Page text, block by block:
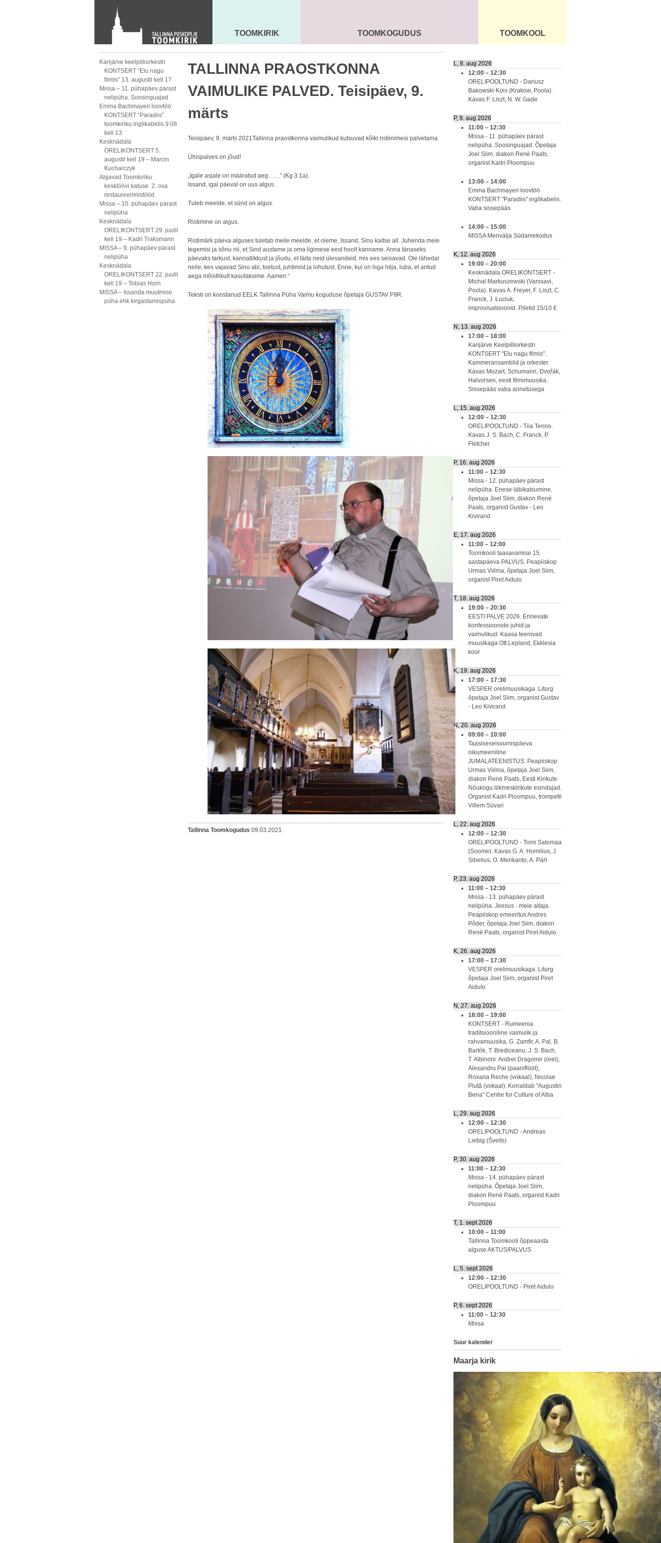
KONTAKT
Toom-Kooli 6, 10130 TALLINN
tallinna.toom@eelk.ee
MAARJA KIRIK
TOOMKIRIK SEENIORID KOGUDUS
TOOMKOGUDUS ÜLDINFO
TOOMKOOL
Karijärve keelpilliorkestri
KONTSERT “Elu nagu
filmis” 13. augustil kell 17
Missa – 11. pühapäev pärast
nelipüha. Soosinguajad
Emma Bachmayeri loovtöö
KONTSERT “Paradiis”
toomkiriku inglikabelis 9.08
kell 13
Kesknädala
ORELIKONTSERT 5.
augustil kell 19 – Marcin
Kucharczyk
Algavad Toomkiriku
kesklöövi katuse 2. osa
restaureerimistööd
Missa – 10. pühapäev pärast
nelipüha
Kesknädala
ORELIKONTSERT 29. juulil
kell 19 – Kadri Traksmann
MISSA – 9. pühapäev pärast
nelipüha
Kesknädala
ORELIKONTSERT 22. juulil
kell 19 – Tobias Horn
MISSA – Issanda muutmise
püha ehk kirgastamispüha
TALLINNA PRAOSTKONNA
VAIMULIKE PALVED. Teisipäev, 9.
märts
Teisipäev, 9. märts 2021Tallinna praostkonna vaimulikud kutsuvad kõiki ristiinimesi palvetama.
Ühispalves on jõud!
„Igale asjale on määratud aeg……” (Kg 3:1a).
Issand, igal päeval on uus algus.
Tuleb meelde, et sünd on algus.
Ristimine on algus.
Ristimärk päeva alguses tuletab meile meelde, et oleme, Issand, Sinu kaitse all. Juhenda meie
tegemisi ja sõnu nii, et Sind austame ja oma ligimese eest hoolt kanname. Anna tänaseks
päevaks tarkust, kannatlikkust ja jõudu, et täita neid ülesandeid, mis ees seisavad. Ole lähedal
neile, kes vajavad Sinu abi, toetust, juhtimist ja lohutust. Enne, kui on liiga hilja, luba, et antud
aega mõistlikult kasutaksime. Aamen.“
Teksti on koostanud EELK Tallinna Püha Vaimu koguduse õpetaja GUSTAV PIIR.
Tallinna Toomkogudus 09.03.2021
L, 8. aug 2026
12:00 – 12:30
ORELIPOOLTUND - Dariusz
Bakowski-Kois (Krakow, Poola).
Kavas F. Liszt, N. W. Gade
P, 9. aug 2026
11:00 – 12:30
Missa - 11. pühapäev pärast
nelipüha. Soosinguajad. Õpetaja
Joel Siim, diakon Renè Paats,
organist Kadri Ploompuu
13:00 – 14:00
Emma Bachmayeri loovtöö
KONTSERT "Paradiis" inglikabelis.
Vaba sissepääs
14:00 – 15:00
MISSA Merivälja Südamekodus
K, 12. aug 2026
19:00 – 20:00
Kesknädala ORELIKONTSERT -
Michal Markuszewski (Varssavi,
Poola). Kavas A. Freyer, F. Liszt, C.
Franck, J. Łuciuk,
improvisatsioonid. Piletid 15/10 €
N, 13. aug 2026
17:00 – 18:00
Karijärve Keelpilliorkestri
KONTSERT "Elu nagu filmis".
Kammeransamblid ja orkester.
Kavas Mozart, Schumann, Dvořák,
Halvorsen, eesti filmimuusika.
Sissepääs vaba annetusega
L, 15. aug 2026
12:00 – 12:30
ORELIPOOLTUND - Tiia Tenno.
Kavas J. S. Bach, C. Franck, P.
Fletcher
P, 16. aug 2026
11:00 – 12:30
Missa - 12. pühapäev pärast
nelipüha. Enese läbikatsumine.
õpetaja Joel Siim, diakon Renè
Paats, organist Gustav - Leo
Kivirand
E, 17. aug 2026
11:00 – 12:00
Toomkooli taasavamise 15.
aastapäeva PALVUS. Peapiiskop
Urmas Viilma, õpetaja Joel Siim,
organist Piret Aidulo
T, 18. aug 2026
19:00 – 20:30
EESTI PALVE 2026. Erinevate
konfessioonide juhid ja
vaimulikud. Kaasa teenivad
muusikaga Ott Lepland, Ekklesia
koor
K, 19. aug 2026
17:00 – 17:30
VESPER orelimuusikaga. Liturg
õpetaja Joel Siim, organist Gustav
- Leo Kivirand
N, 20. aug 2026
09:00 – 10:00
Taasiseseisvumispäeva
oikumeeniline
JUMALATEENISTUS. Peapiiskop
Urmas Viilma, õpetaja Joel Siim,
diakon Renè Paats, Eesti Kirikute
Nõukogu liikmeskirikute esindajad.
Organist Kadri Ploompuu, trompetil
Villem Süvari
L, 22. aug 2026
12:00 – 12:30
ORELIPOOLTUND - Tomi Satomaa
(Soome). Kavas G. A. Homilius, J.
Sibelius, O. Merikanto, A. Pärt
P, 23. aug 2026
11:00 – 12:30
Missa - 13. pühapäev pärast
nelipüha. Jeesus - meie aitaja.
Peapiiskop emeeritus Andres
Põder, õpetaja Joel Siim, diakon
Renè Paats, organist Piret Aidulo
K, 26. aug 2026
17:00 – 17:30
VESPER orelimuusikaga. Liturg
õpetaja Joel Siim, organist Piret
Aidulo
N, 27. aug 2026
18:00 – 19:00
KONTSERT - Rumeenia
traditsiooniline vaimulik ja
rahvamuusika, G. Zamfir, A. Pal, B.
Bartók, T. Brediceanu, J. S. Bach,
T. Albinoni. Andrei Dragomir (orel),
Alexandru Pal (paaniflööt),
Roxana Reche (vokaal), Nicolae
Plută (vokaal). Korraldab "Augustin
Bena" Centre for Culture of Alba
L, 29. aug 2026
12:00 – 12:30
ORELIPOOLTUND - Andreas
Liebig (Šveits)
P, 30. aug 2026
11:00 – 12:30
Missa - 14. pühapäev pärast
nelipüha. Õpetaja Joel Siim,
diakon Renè Paats, organist Kadri
Ploompuu
T, 1. sept 2026
10:00 – 11:00
Tallinna Toomkooli õppeaasta
alguse AKTUS/PALVUS
L, 5. sept 2026
12:00 – 12:30
ORELIPOOLTUND - Piret Aidulo
P, 6. sept 2026
11:00 – 12:30
Missa
Suur kalender
Maarja kirik